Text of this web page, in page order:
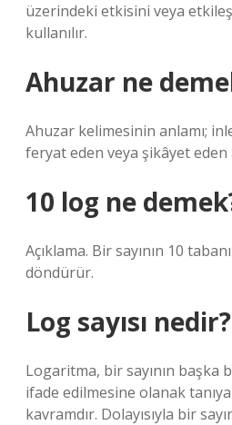
üzerindeki etkisini veya
kullanılır.
Ahuzar ne
Ahuzar kelimesinin anlamı;
feryat eden veya şikâyet eden
10 log ne
Açıklama. Bir sayının 10
döndürür.
Log sayısı nedir?
Logaritma, bir sayının başka
ifade edilmesine olanak
kavramdır. Dolayısıyla bir